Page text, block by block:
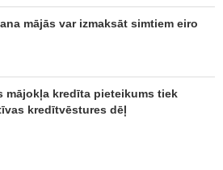
mājās var izmaksāt simtiem eiro
mājokļa kredīta pieteikums tiek
kredītvēstures dēļ